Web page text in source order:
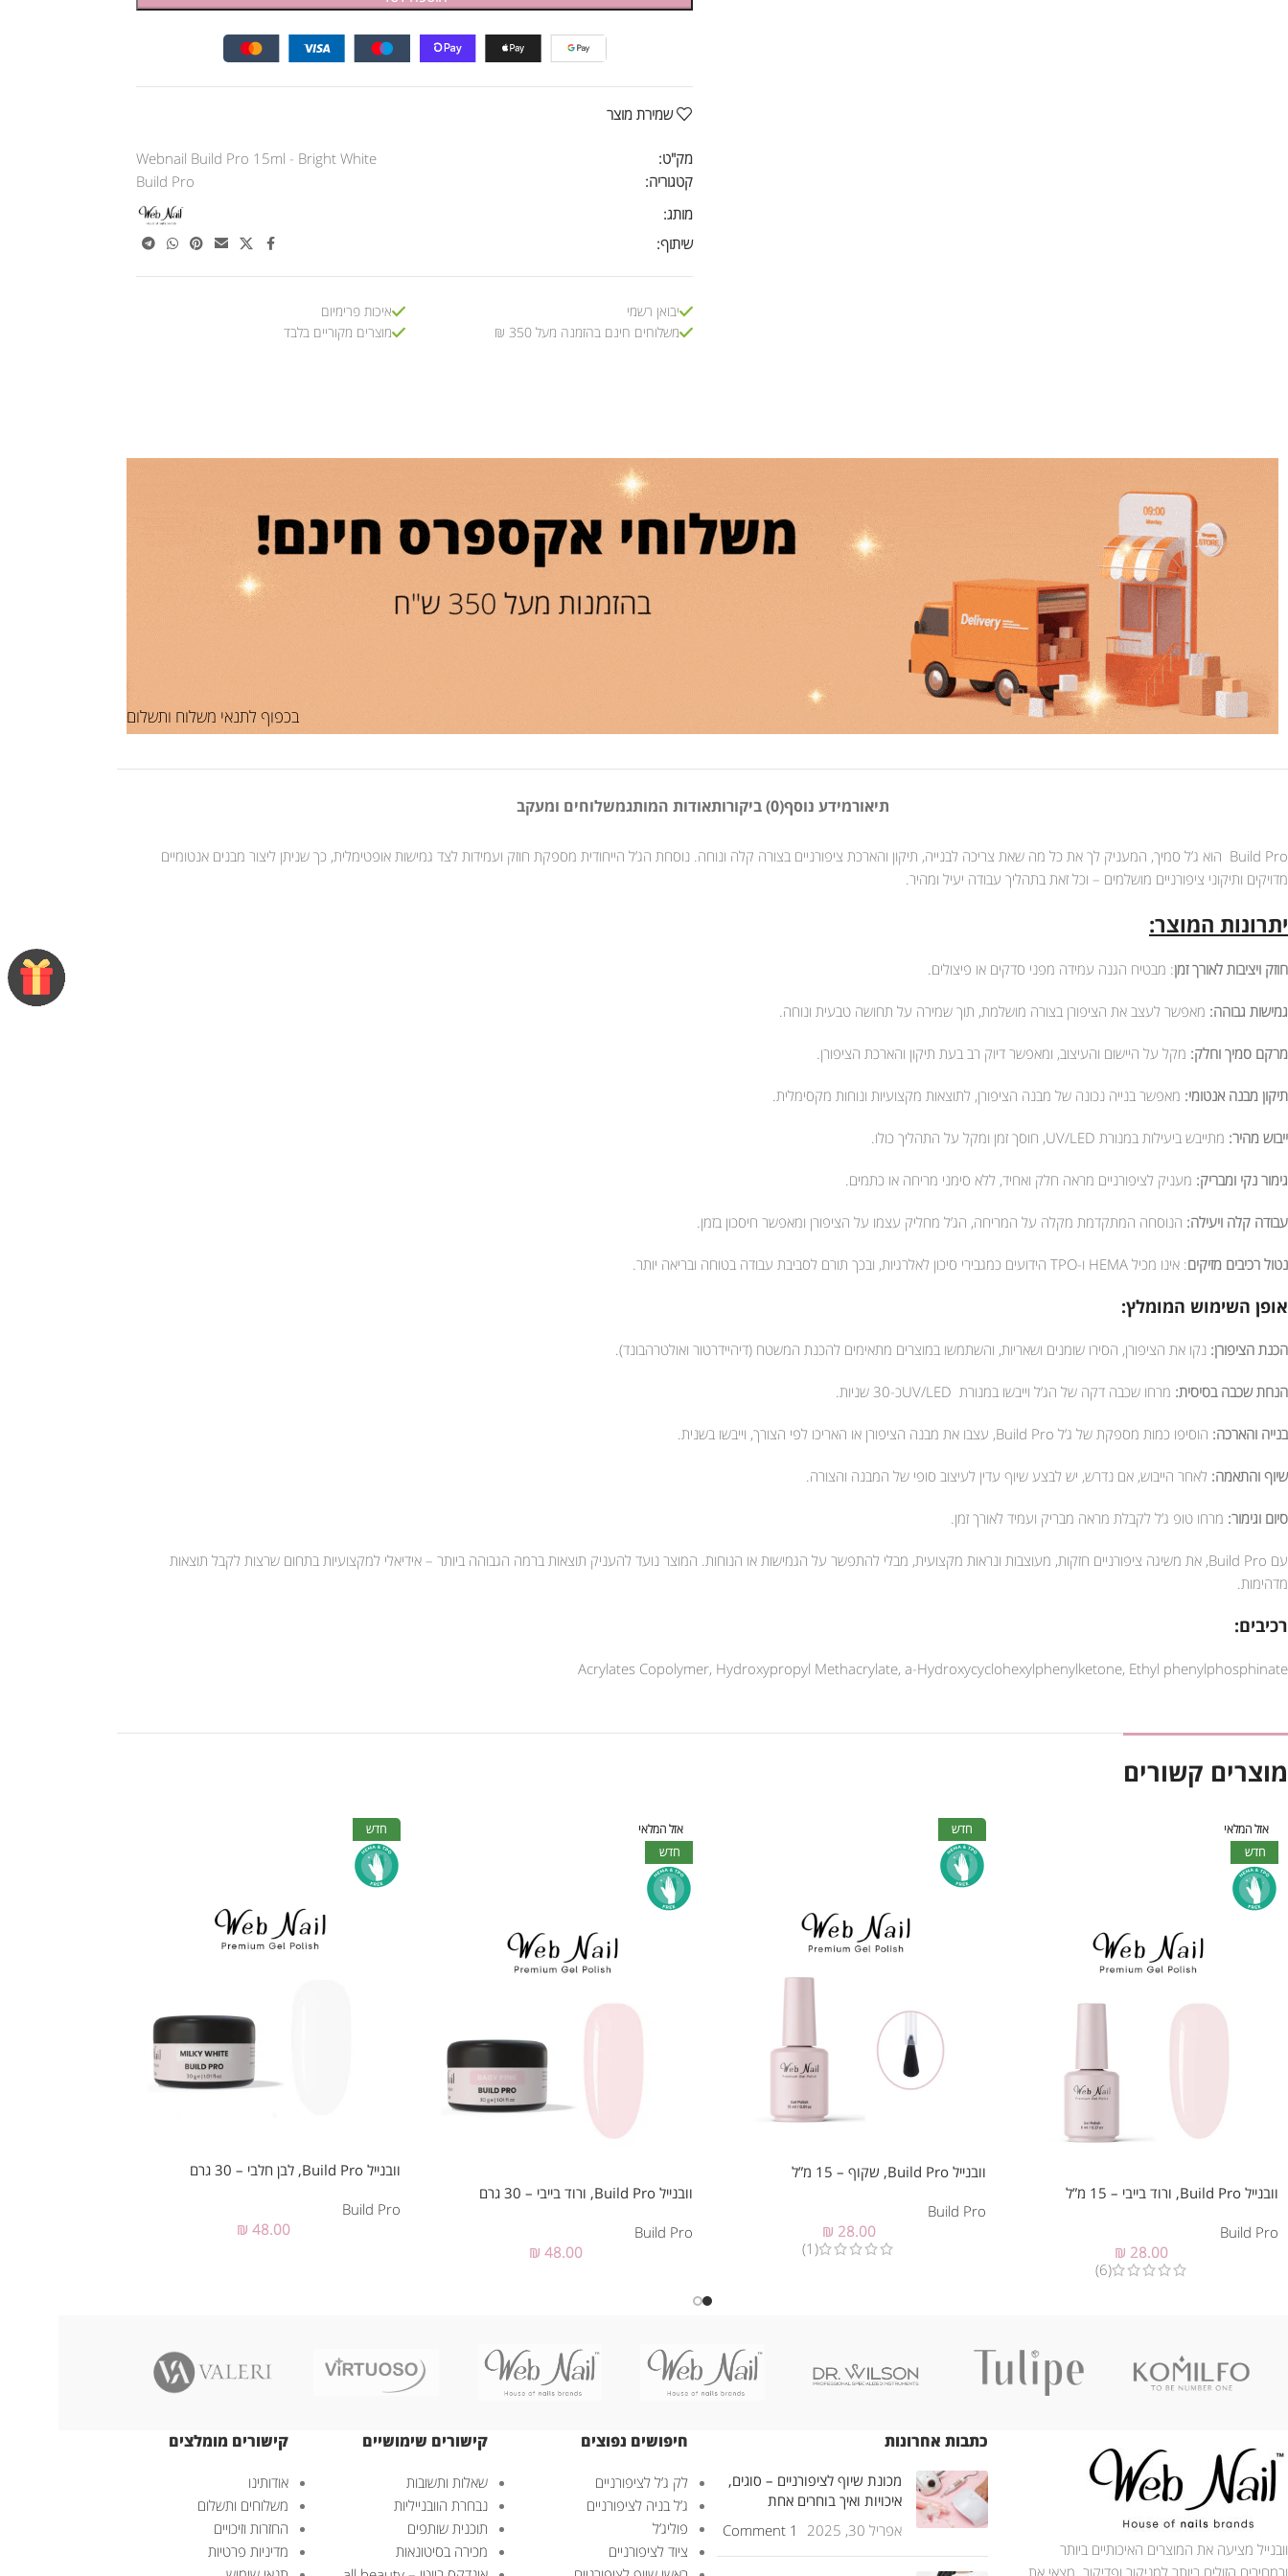
שמירת מוצר
מק"ט:
Webnail Build Pro 15ml - Bright White
קטגוריה:
Build Pro
מותג:
שיתוף:
יבואן רשמי
משלוחים חינם בהזמנה מעל 350 ₪
איכות פרימיום
מוצרים מקוריים בלבד
בכפוף לתנאי משלוח ותשלום
תיאורמידע נוסף(0) ביקורות אודות המותגמשלוחים ומעקב
Build Pro הוא ג’ל סמיך, המעניק לך את כל מה שאת צריכה לבנייה, תיקון והארכת ציפורניים בצורה קלה ונוחה. נוסחת הג’ל הייחודית מספקת חוזק ועמידות לצד גמישות אופטימלית, כך שניתן ליצור מבנים אנטומיים
מדויקים ותיקוני ציפורניים מושלמים – וכל זאת בתהליך עבודה יעיל ומהיר.
יתרונות המוצר:
חוזק ויציבות לאורך זמן: מבטיח הגנה עמידה מפני סדקים או פיצולים.
גמישות גבוהה: מאפשר לעצב את הציפורן בצורה מושלמת, תוך שמירה על תחושה טבעית ונוחה.
מרקם סמיך וחלק: מקל על היישום והעיצוב, ומאפשר דיוק רב בעת תיקון והארכת הציפורן.
תיקון מבנה אנטומי: מאפשר בנייה נכונה של מבנה הציפורן, לתוצאות מקצועיות ונוחות מקסימלית.
ייבוש מהיר: מתייבש ביעילות במנורת UV/LED, חוסך זמן ומקל על התהליך כולו.
גימור נקי ומבריק: מעניק לציפורניים מראה חלק ואחיד, ללא סימני מריחה או כתמים.
עבודה קלה ויעילה: הנוסחה המתקדמת מקלה על המריחה, הג’ל מחליק עצמו על הציפורן ומאפשר חיסכון בזמן.
נטול רכיבים מזיקים: אינו מכיל HEMA ו-TPO הידועים כמגבירי סיכון לאלרגיות, ובכך תורם לסביבת עבודה בטוחה ובריאה יותר.
אופן השימוש המומלץ:
הכנת הציפורן: נקו את הציפורן, הסירו שומנים ושאריות, והשתמשו במוצרים מתאימים להכנת המשטח (דיהיידרטור ואולטרהבונד).
הנחת שכבה בסיסית: מרחו שכבה דקה של הג’ל וייבשו במנורת UV/LEDכ-30 שניות.
בנייה והארכה: הוסיפו כמות מספקת של ג’ל Build Pro, עצבו את מבנה הציפורן או האריכו לפי הצורך, וייבשו בשנית.
שיוף והתאמה: לאחר הייבוש, אם נדרש, יש לבצע שיוף עדין לעיצוב סופי של המבנה והצורה.
סיום וגימור: מרחו טופ ג’ל לקבלת מראה מבריק ועמיד לאורך זמן.
עם Build Pro, את משיגה ציפורניים חזקות, מעוצבות ונראות מקצועית, מבלי להתפשר על הגמישות או הנוחות. המוצר נועד להעניק תוצאות ברמה הגבוהה ביותר – אידיאלי למקצועיות בתחום שרצות לקבל תוצאות
מדהימות.
רכיבים:
Acrylates Copolymer, Hydroxypropyl Methacrylate, a-Hydroxycyclohexylphenylketone, Ethyl phenylphosphinate
מוצרים קשורים
אזל המלאי
חדש
וובנייל Build Pro, ורוד בייבי – 15 מ”ל
Build Pro
₪ 28.00
(6)
חדש
וובנייל Build Pro, שקוף – 15 מ”ל
Build Pro
₪ 28.00
(1)
אזל המלאי
חדש
וובנייל Build Pro, ורוד בייבי – 30 גרם
Build Pro
₪ 48.00
חדש
וובנייל Build Pro, לבן חלבי – 30 גרם
Build Pro
₪ 48.00
וובנייל מציעה את המוצרים האיכותיים ביותר
ובמחירים הזולים ביותר למניקור ופדיקור. מצאי את
כתבות אחרונות
מכונת שיוף לציפורניים – סוגים,
איכויות ואיך בוחרים אחת
אפריל 30, 2025
1 Comment
חיפושים נפוצים
לק ג’ל לציפורניים
ג’ל בניה לציפורניים
פוליג’ל
ציוד לציפורניים
קישורים שימושיים
שאלות ותשובות
נבחרת הוובנייליות
תוכנית שותפים
מכירה בסיטונאות
קישורים מומלצים
אודותינו
משלוחים ותשלום
החזרות וזיכויים
מדיניות פרטיות